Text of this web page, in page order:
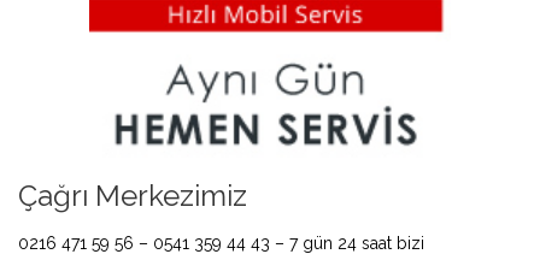
Çağrı Merkezimiz
0216 471 59 56 – 0541 359 44 43 – 7 gün 24 saat bizi